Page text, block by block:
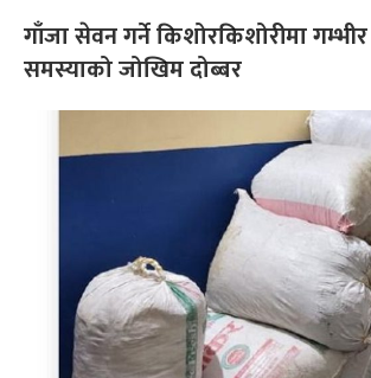
गाँजा सेवन गर्ने किशोरकिशोरीमा
समस्याको जोखिम दोब्बर